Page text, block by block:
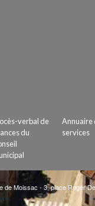
verbal de
du
Annuaire
services
de Moissac - 3, place Roger